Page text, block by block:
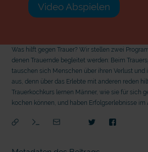
Video Abspielen
Was hilft gegen Trauer? Wir stellen zwei
denen Trauernde begleitet werden: Beim
tauschen sich Menschen über ihren Verlust und
aus, denn über das Erlebte mit anderen reden
Trauerkochkurs lernen Männer, wie sie für sich
kochen können, und haben Erfolgserlebnisse im